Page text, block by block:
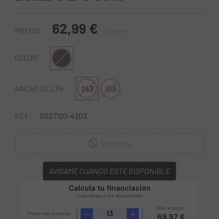
PRECIO: 62,99 €
COLOR: Negro
ANCHO SILLÍN: 143 155
REF: DS27120-4203
AVÍSAME CUANDO ESTÉ DISPONIBLE